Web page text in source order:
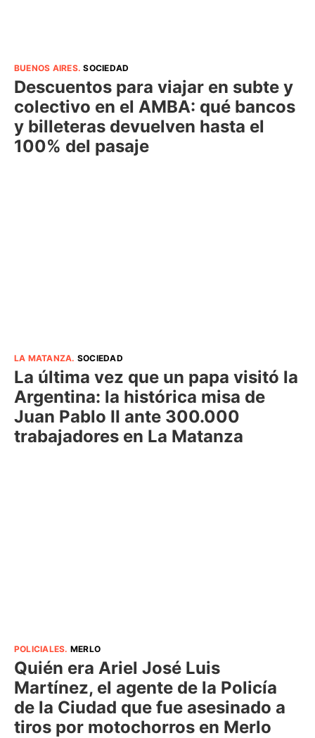
BUENOS AIRES.SOCIEDAD
Descuentos para viajar en subte y
colectivo en el AMBA: qué bancos
y billeteras devuelven hasta el
100% del pasaje
LA MATANZA. SOCIEDAD
La última vez que un papa visitó la
Argentina: la histórica misa de
Juan Pablo II ante 300.000
trabajadores en La Matanza
POLICIALES. MERLO
Quién era Ariel José Luis
Martínez, el agente de la Policía
de la Ciudad que fue asesinado a
tiros por motochorros en Merlo